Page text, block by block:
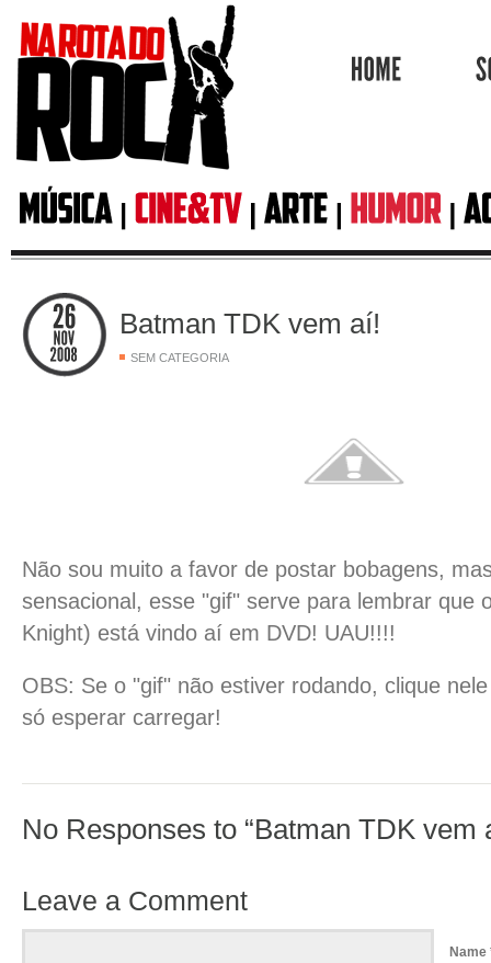
Batman TDK vem aí!
SEM CATEGORIA
Não sou muito a favor de postar bobagens,
sensacional, esse "gif" serve para lembrar que
Knight) está vindo aí em DVD! UAU!!!!
OBS: Se o "gif" não estiver rodando, clique
só esperar carregar!
No Responses to “Batman TDK vem
Leave a Comment
Name